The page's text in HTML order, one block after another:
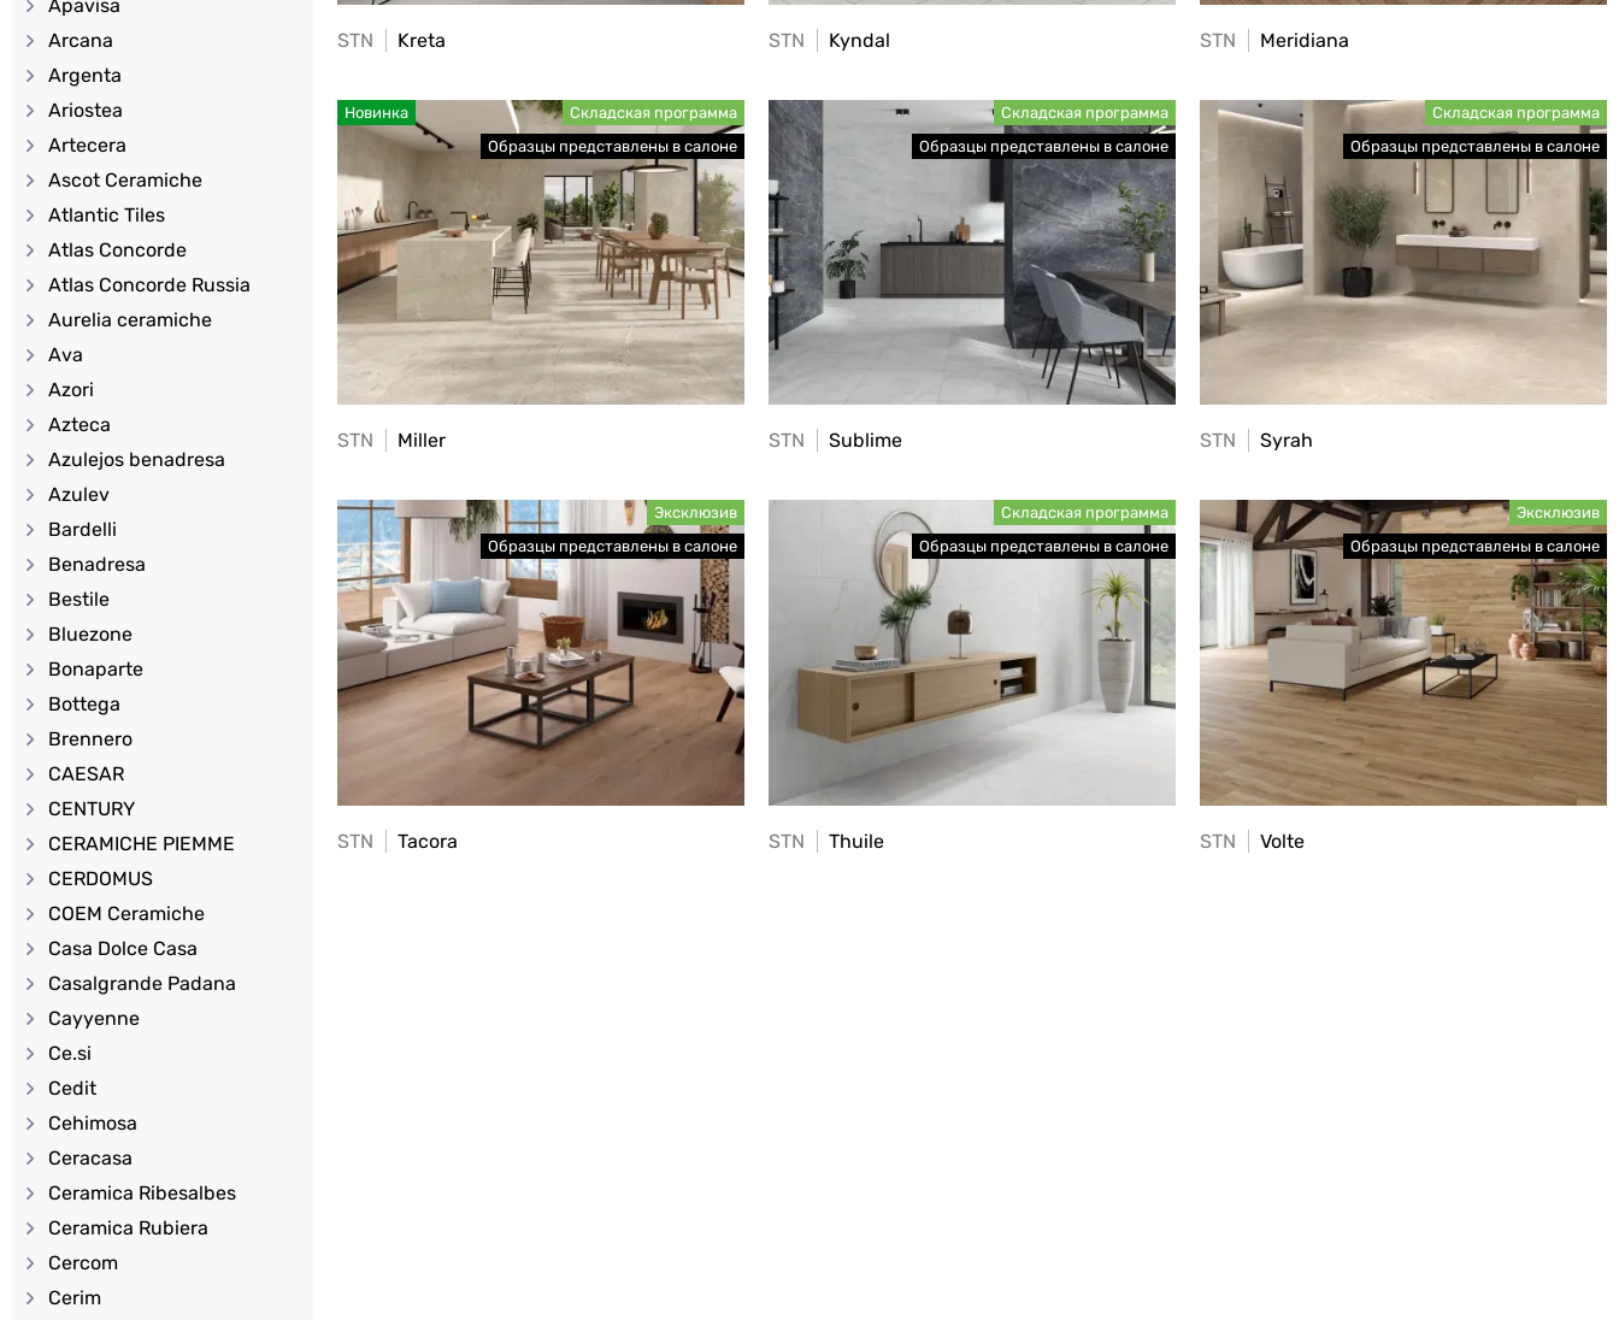
Apavisa
Arcana
Argenta
Ariostea
Artecera
Ascot Ceramiche
Atlantic Tiles
Atlas Concorde
Atlas Concorde Russia
Aurelia ceramiche
Ava
Azori
Azteca
Azulejos benadresa
Azulev
Bardelli
Benadresa
Bestile
Bluezone
Bonaparte
Bottega
Brennero
CAESAR
CENTURY
CERAMICHE PIEMME
CERDOMUS
COEM Ceramiche
Casa Dolce Casa
Casalgrande Padana
Cayyenne
Ce.si
Cedit
Cehimosa
Ceracasa
Ceramica Ribesalbes
Ceramica Rubiera
Cercom
Cerim
STN Kreta STN Kyndal STN Meridiana
Новинка
STN Miller STN Sublime STN Syrah
STN Tacora STN Thuile STN Volte